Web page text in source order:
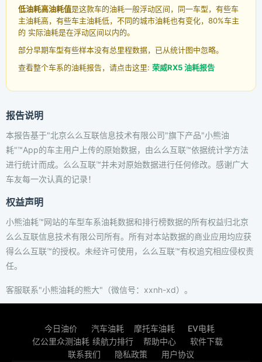
低油耗高油耗值是这款车的油耗一般浮动区间，同一车型，有些车
主油耗高，有些车主油耗低，不同的城市油耗也有变化，80%车主
的 实际油耗是在浮动区间以内的。
部分早期车型有些样本没有总里程数据，已从统计图中忽略。
查看整个车系的油耗报告，请点击这里: 荣威RX5 油耗报告
报告说明
本报告基于"北京么么互联信息技术有限公司"旗下产品"小熊油
耗"™App的车主用户上传的原始数据，由么么互联™依据统计学方法
进行统计而成。么么互联™并未对原始数据进行任何修改。感谢广大
车友每一次认真的记录！
权益声明
小熊油耗™网站的车型车系油耗数据和排行榜数据的所有权益归北京
么么互联信息技术有限公司所有。所有对本站数据的商业应用均应获
得么么互联™的授权。未经许可使用，么么互联™有权追究相应侵权责
任。
客服联系"小熊油耗的熊大"（微信号：xxnh-xd）。
今日油价 汽车油耗 摩托车油耗
EV电耗
亿公里众测油耗 续航力排行 帮助中心
软件下载
联系我们
隐私政策 用户协议